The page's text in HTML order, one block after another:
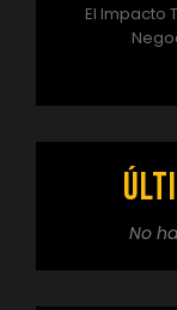
El Impacto
No